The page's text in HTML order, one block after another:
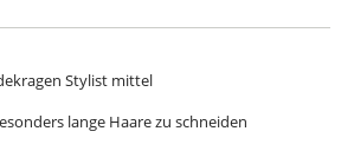
Stylist mittel
lange Haare zu schneiden